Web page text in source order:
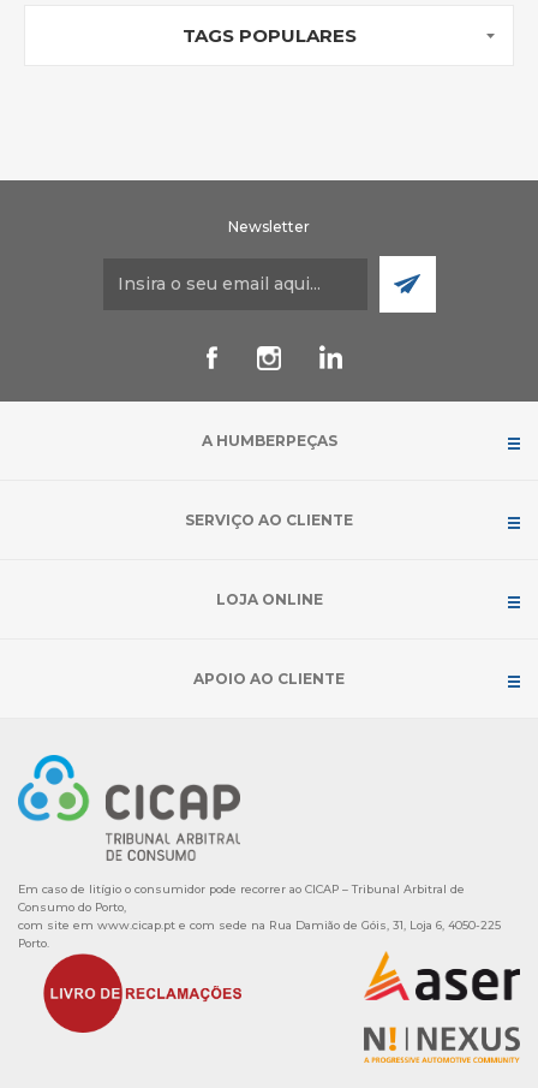
TAGS POPULARES
Newsletter
A HUMBERPEÇAS
SERVIÇO AO CLIENTE
LOJA ONLINE
APOIO AO CLIENTE
Em caso de litígio o consumidor pode recorrer ao CICAP – Tribunal Arbitral de
Consumo do Porto,
com site em www.cicap.pt e com sede na Rua Damião de Góis, 31, Loja 6, 4050-225
Porto.